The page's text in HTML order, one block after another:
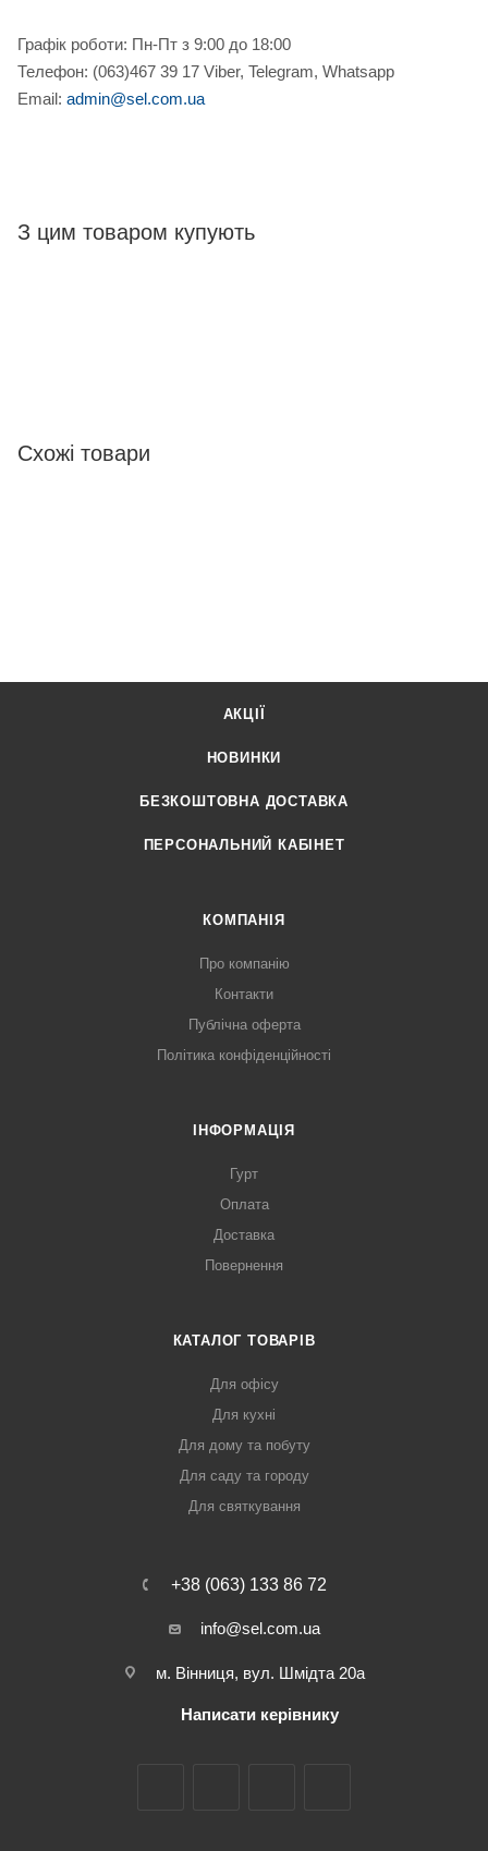
Графік роботи: Пн-Пт з 9:00 до 18:00
Телефон: (063)467 39 17 Viber, Telegram, Whatsapp
Email: admin@sel.com.ua
З цим товаром купують
Схожі товари
АКЦІЇ
НОВИНКИ
БЕЗКОШТОВНА ДОСТАВКА
ПЕРСОНАЛЬНИЙ КАБІНЕТ
КОМПАНІЯ
Про компанію
Контакти
Публічна оферта
Політика конфіденційності
ІНФОРМАЦІЯ
Гурт
Оплата
Доставка
Повернення
КАТАЛОГ ТОВАРІВ
Для офісу
Для кухні
Для дому та побуту
Для саду та городу
Для святкування
+38 (063) 133 86 72
info@sel.com.ua
м. Вінниця, вул. Шмідта 20а
Написати керівнику